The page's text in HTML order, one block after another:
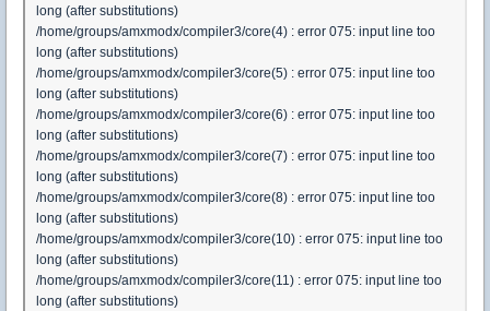
long (after substitutions)
/home/groups/amxmodx/compiler3/core(4) : error 075: input line too
long (after substitutions)
/home/groups/amxmodx/compiler3/core(5) : error 075: input line too
long (after substitutions)
/home/groups/amxmodx/compiler3/core(6) : error 075: input line too
long (after substitutions)
/home/groups/amxmodx/compiler3/core(7) : error 075: input line too
long (after substitutions)
/home/groups/amxmodx/compiler3/core(8) : error 075: input line too
long (after substitutions)
/home/groups/amxmodx/compiler3/core(10) : error 075: input line too
long (after substitutions)
/home/groups/amxmodx/compiler3/core(11) : error 075: input line too
long (after substitutions)